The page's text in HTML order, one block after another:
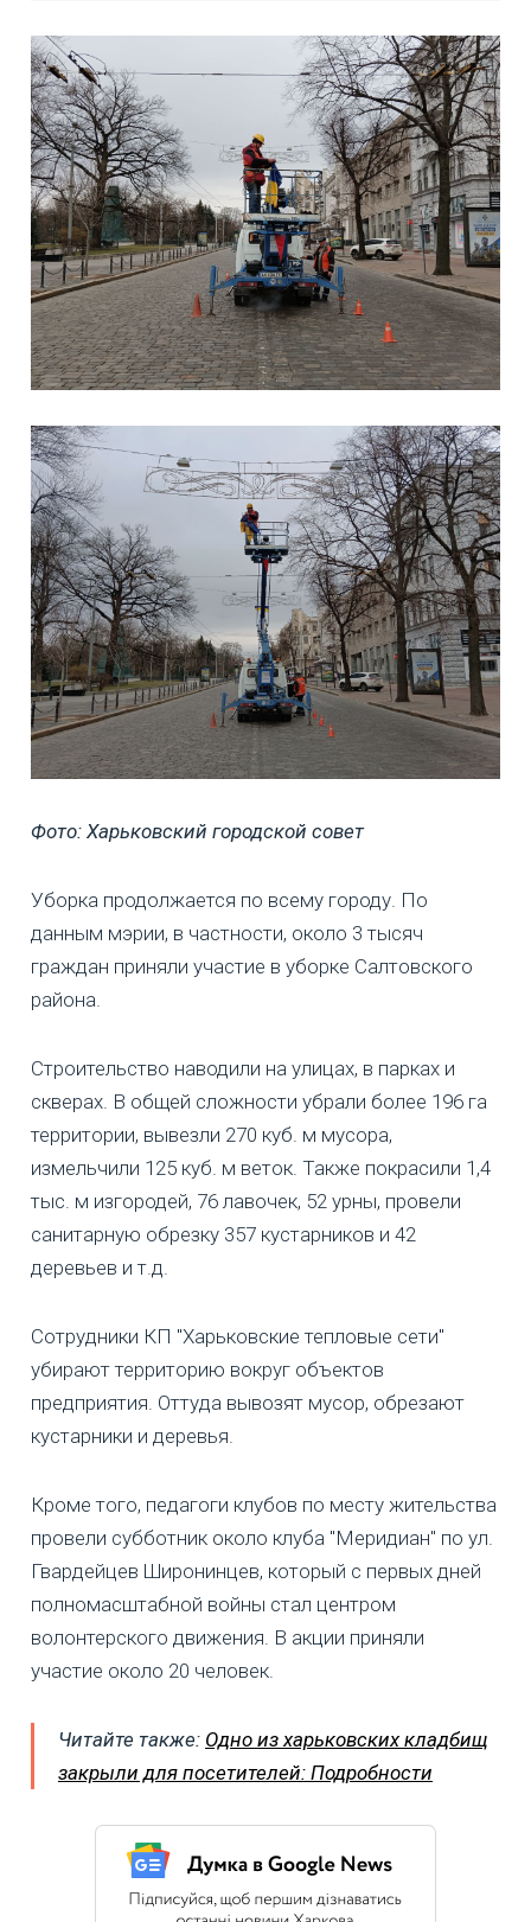
Фото: Харьковский городской совет
Уборка продолжается по всему городу. По
данным мэрии, в частности, около 3 тысяч
граждан приняли участие в уборке Салтовского
района.
Строительство наводили на улицах, в парках и
скверах. В общей сложности убрали более 196 га
территории, вывезли 270 куб. м мусора,
измельчили 125 куб. м веток. Также покрасили 1,4
тыс. м изгородей, 76 лавочек, 52 урны, провели
санитарную обрезку 357 кустарников и 42
деревьев и т.д.
Сотрудники КП "Харьковские тепловые сети"
убирают территорию вокруг объектов
предприятия. Оттуда вывозят мусор, обрезают
кустарники и деревья.
Кроме того, педагоги клубов по месту жительства
провели субботник около клуба "Меридиан" по ул.
Гвардейцев Широнинцев, который с первых дней
полномасштабной войны стал центром
волонтерского движения. В акции приняли
участие около 20 человек.
Читайте также: Одно из харьковских кладбищ
закрыли для посетителей: Подробности